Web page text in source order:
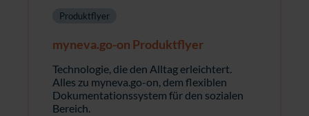
Produktflyer
myneva.go-on Produktflyer
Technologie, die den Alltag erleichtert.
Alles zu myneva.go-on, dem flexiblen
Dokumentationssystem für den sozialen
Bereich.